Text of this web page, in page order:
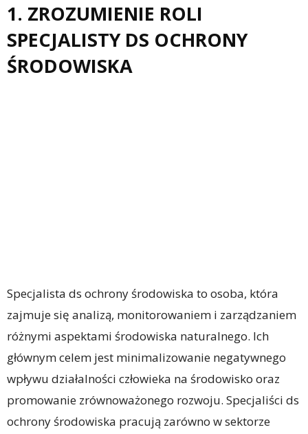
1. ZROZUMIENIE ROLI
SPECJALISTY DS OCHRONY
ŚRODOWISKA
Specjalista ds ochrony środowiska to osoba, która
zajmuje się analizą, monitorowaniem i zarządzaniem
różnymi aspektami środowiska naturalnego. Ich
głównym celem jest minimalizowanie negatywnego
wpływu działalności człowieka na środowisko oraz
promowanie zrównoważonego rozwoju. Specjaliści ds
ochrony środowiska pracują zarówno w sektorze